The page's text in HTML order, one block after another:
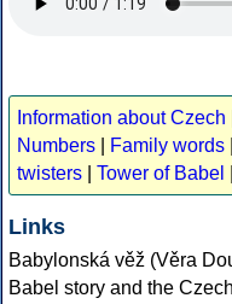
Information about Czech
Numbers
Family words
twisters
Tower of Babel
Links
Babylonská věž (Věra
Babel story and the